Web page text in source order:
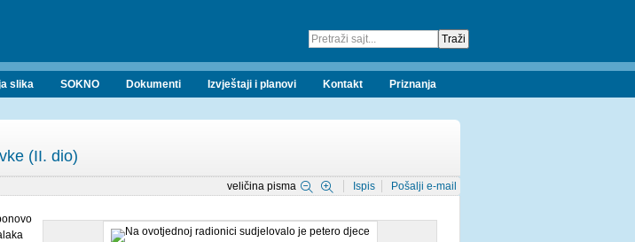
slika SOKNO Dokumenti Izvještaji i planovi Kontakt Priznanja
(II. dio)
veličina pisma Ispis Pošalji e-mail